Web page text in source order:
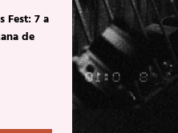
Fest: 7 a
de